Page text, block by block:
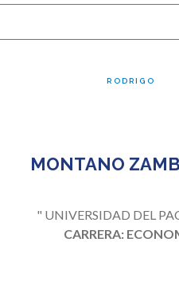
RODRIGO
MONTANO
" UNIVERSIDAD DEL
CARRERA: